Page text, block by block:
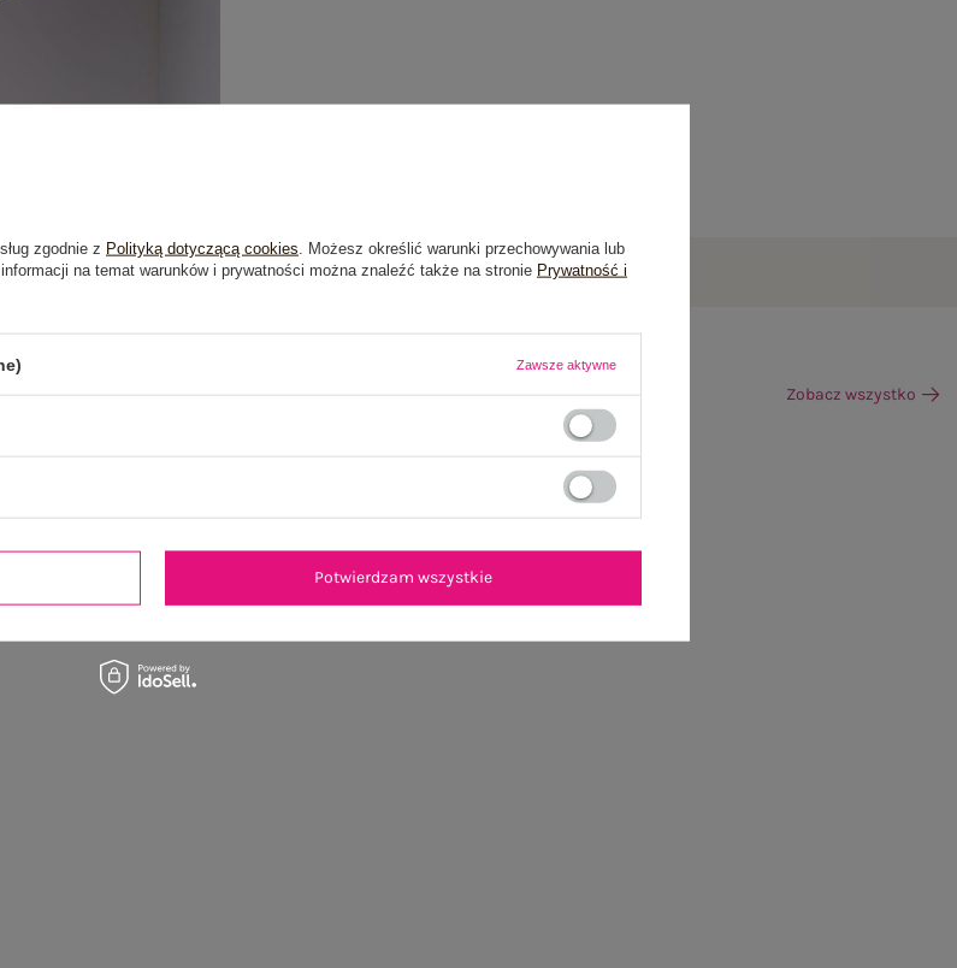
produkcie(0)
Zobacz wszystko
zgodnie z Polityką dotyczącą cookies . Możesz określić warunki przechowywania lub
na temat warunków i prywatności można znaleźć także na stronie Prywatność i
Zawsze aktywne
Potwierdzam wszystkie